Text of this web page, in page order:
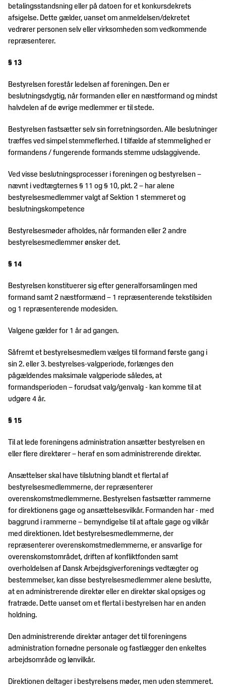
betalingsstandsning eller på datoen for et konkursdekrets
afsigelse. Dette gælder, uanset om anmeldelsen/dekretet
vedrører personen selv eller virksomheden som vedkommende
repræsenterer.
§ 13
Bestyrelsen forestår ledelsen af foreningen. Den er
beslutningsdygtig, når formanden eller en næstformand og mindst
halvdelen af de øvrige medlemmer er til stede.
Bestyrelsen fastsætter selv sin forretningsorden. Alle beslutninger
træffes ved simpel stemmeflerhed. I tilfælde af stemmelighed er
formandens / fungerende formands stemme udslaggivende.
Ved visse beslutningsprocesser i foreningen og bestyrelsen –
nævnt i vedtægternes § 11 og § 10, pkt. 2 – har alene
bestyrelsesmedlemmer valgt af Sektion 1 stemmeret og
beslutningskompetence
Bestyrelsesmøder afholdes, når formanden eller 2 andre
bestyrelsesmedlemmer ønsker det.
§ 14
Bestyrelsen konstituerer sig efter generalforsamlingen med
formand samt 2 næstformænd – 1 repræsenterende tekstilsiden
og 1 repræsenterende modesiden.
Valgene gælder for 1 år ad gangen.
Såfremt et bestyrelsesmedlem vælges til formand første gang i
sin 2. eller 3. bestyrelses-valgperiode, forlænges den
pågældendes maksimale valgperiode således, at
formandsperioden – forudsat valg/genvalg - kan komme til at
udgøre 4 år.
§ 15
Til at lede foreningens administration ansætter bestyrelsen en
eller flere direktører – heraf en som administrerende direktør.
Ansættelser skal have tilslutning blandt et flertal af
bestyrelsesmedlemmerne, der repræsenterer
overenskomstmedlemmerne. Bestyrelsen fastsætter rammerne
for direktionens gage og ansættelsesvilkår. Formanden har - med
baggrund i rammerne – bemyndigelse til at aftale gage og vilkår
med direktionen. Idet bestyrelsesmedlemmerne, der
repræsenterer overenskomstmedlemmerne, er ansvarlige for
overenskomstområdet, driften af konfliktfonden samt
overholdelsen af Dansk Arbejdsgiverforenings vedtægter og
bestemmelser, kan disse bestyrelsesmedlemmer alene beslutte,
at en administrerende direktør eller en direktør skal opsiges og
fratræde. Dette uanset om et flertal i bestyrelsen har en anden
holdning.
Den administrerende direktør antager det til foreningens
administration fornødne personale og fastlægger den enkeltes
arbejdsområde og lønvilkår.
Direktionen deltager i bestyrelsens møder, men uden stemmeret.